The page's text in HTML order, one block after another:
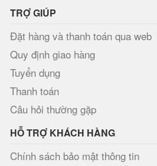
TRỢ GIÚP
Đặt hàng và thanh toán qua web
Quy định giao hàng
Tuyển dụng
Thanh toán
Câu hỏi thường gặp
HỖ TRỢ KHÁCH HÀNG
Chính sách bảo mật thông tin